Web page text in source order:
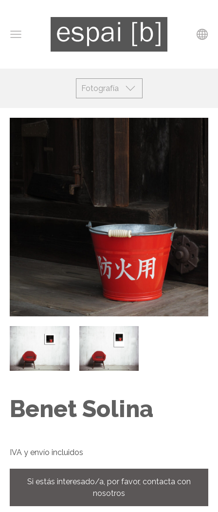
Fotografía
Benet Solina
IVA y envío incluidos
Si estás interesado/a, por favor, contacta con
nosotros